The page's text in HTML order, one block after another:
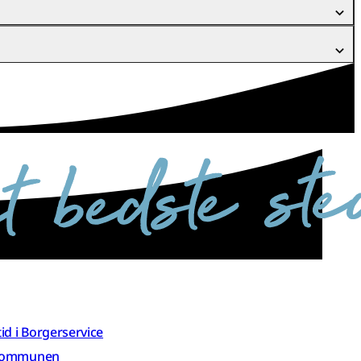
i Borgerservice